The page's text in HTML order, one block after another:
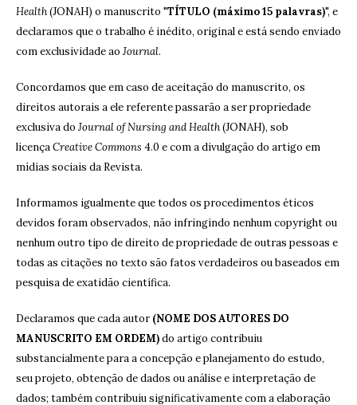
Health(JONAH) o manuscrito "TÍTULO (máximo 15 palavras)", e
declaramos que o trabalho é inédito, original e está sendo enviado
com exclusividade ao Journal.
Concordamos que em caso de aceitação do manuscrito, os
direitos autorais a ele referente passarão a ser propriedade
exclusiva do Journal of Nursing and Health(JONAH), sob
licençaCreative Commons 4.0 e com a divulgação do artigo em
mídias sociais da Revista.
Informamos igualmente que todos os procedimentos éticos
devidos foram observados, não infringindo nenhum copyright ou
nenhum outro tipo de direito de propriedade de outras pessoas e
todas as citações no texto são fatos verdadeiros ou baseados em
pesquisa de exatidão científica.
Declaramos que cada autor(NOME DOS AUTORES DO
MANUSCRITO EM ORDEM)do artigo contribuiu
substancialmente para a concepção e planejamento do estudo,
seu projeto, obtenção de dados ou análise e interpretação de
dados; também contribuiu significativamente com a elaboração